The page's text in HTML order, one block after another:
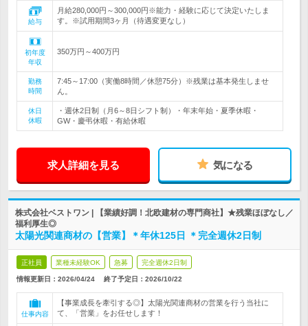
給与
月給280,000円～300,000円※能力・経験に応じて決定いたしま
す。※試用期間3ヶ月（待遇変更なし）
初年度
年収
350万円～400万円
勤務
時間
7:45～17:00（実働8時間／休憩75分）※残業は基本発生しませ
ん。
休日
休暇
・週休2日制（月6～8日シフト制）・年末年始・夏季休暇・
GW・慶弔休暇・有給休暇
求人詳細を見る 気になる
株式会社ベストワン | 【業績好調！北欧建材の専門商社】★残業ほぼなし／
福利厚生◎
太陽光関連商材の【営業】＊年休125日 ＊完全週休2日制
正社員 業種未経験OK 急募 完全週休2日制
情報更新日：2026/04/24 終了予定日： 2026/10/22
仕事内容
【事業成長を牽引する◎】太陽光関連商材の営業を行う当社に
て、「営業」をお任せします！